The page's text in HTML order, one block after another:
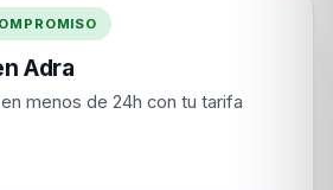
Adra
menos de 24h con tu tarifa